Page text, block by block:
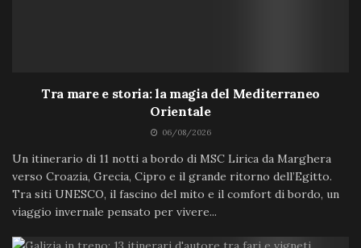
Tra mare e storia: la magia del Mediterraneo
Orientale
06/08/2026
Un itinerario di 11 notti a bordo di MSC Lirica da Marghera
verso Croazia, Grecia, Cipro e il grande ritorno dell’Egitto.
Tra siti UNESCO, il fascino del mito e il comfort di bordo, un
viaggio invernale pensato per vivere...